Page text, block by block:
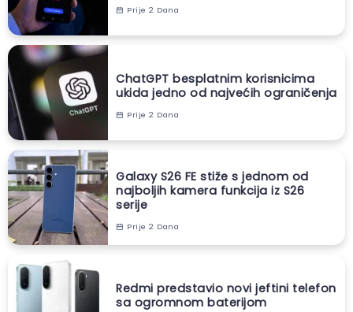
Prije 2 Dana
ChatGPT besplatnim korisnicima
ukida jedno od najvećih ograničenja
Prije 2 Dana
Galaxy S26 FE stiže s jednom od
najboljih kamera funkcija iz S26
serije
Prije 2 Dana
Redmi predstavio novi jeftini telefon
sa ogromnom baterijom